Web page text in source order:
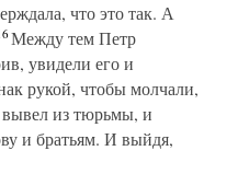
что это так. А
Между тем Петр
увидели его и
рукой, чтобы молчали,
вывел из тюрьмы, и
и братьям. И выйдя,